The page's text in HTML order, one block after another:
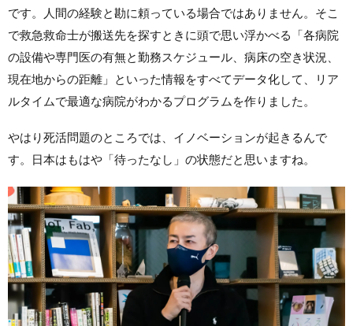
です。人間の経験と勘に頼っている場合ではありません。そこ
で救急救命士が搬送先を探すときに頭で思い浮かべる「各病院
の設備や専門医の有無と勤務スケジュール、病床の空き状況、
現在地からの距離」といった情報をすべてデータ化して、リア
ルタイムで最適な病院がわかるプログラムを作りました。
やはり死活問題のところでは、イノベーションが起きるんで
す。日本はもはや「待ったなし」の状態だと思いますね。